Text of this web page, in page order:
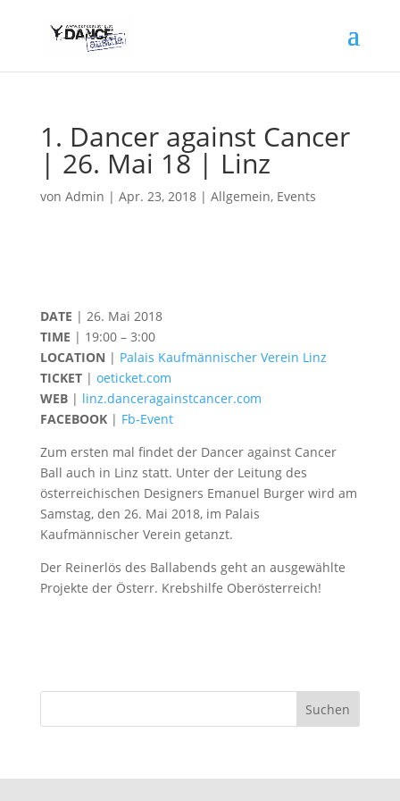
1. Dancer against Cancer
| 26. Mai 18 | Linz
von Admin | Apr. 23, 2018| Allgemein, Events
DATE | 26. Mai 2018
TIME | 19:00 – 3:00
LOCATION | Palais Kaufmännischer Verein Linz
TICKET| oeticket.com
WEB| linz.danceragainstcancer.com
FACEBOOK| Fb-Event
Zum ersten mal findet der Dancer against Cancer
Ball auch in Linz statt. Unter der Leitung des
österreichischen Designers Emanuel Burger wird am
Samstag, den 26. Mai 2018, im Palais
Kaufmännischer Verein getanzt.
Der Reinerlös des Ballabends geht an ausgewählte
Projekte der Österr. Krebshilfe Oberösterreich!